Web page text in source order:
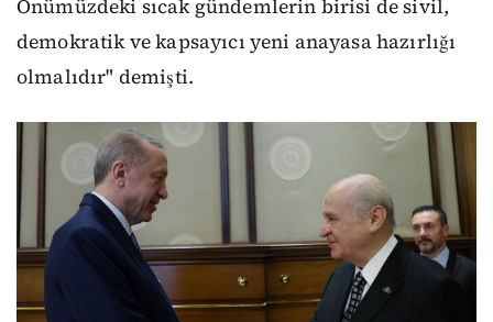
Önümüzdeki sıcak gündemlerin birisi de sivil,
demokratik ve kapsayıcı yeni anayasa hazırlığı
olmalıdır" demişti.